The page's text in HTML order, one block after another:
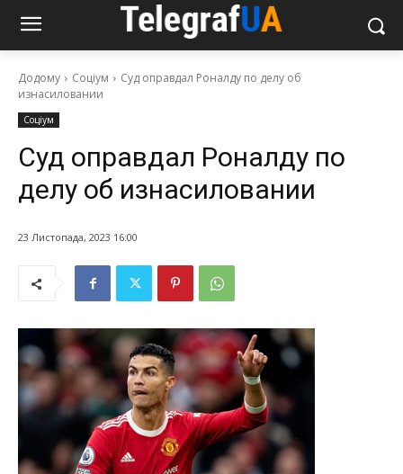
Додому Соціум
Суд оправдал Роналду по делу об
изнасиловании
Соціум
Суд оправдал Роналду по
делу об изнасиловании
23 Листопада, 2023 16:00